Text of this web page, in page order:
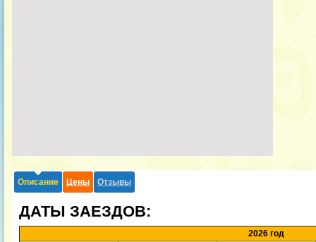
Описание Цены Отзывы
ДАТЫ ЗАЕЗДОВ:
2026 год